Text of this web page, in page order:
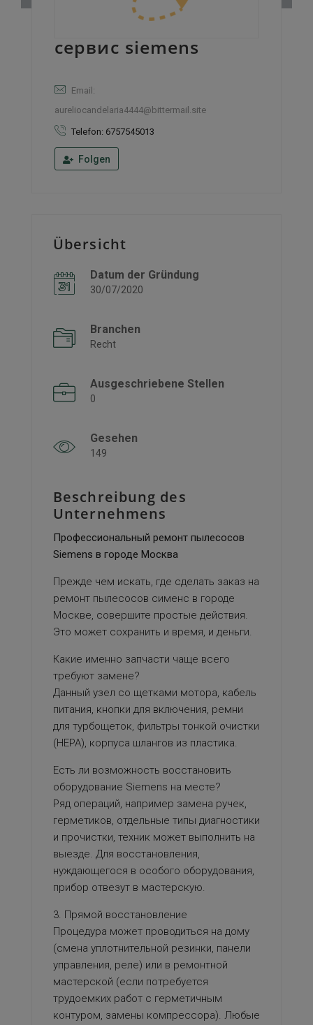
сервис siemens
Email:
aureliocandelaria4444@bittermail.site
Telefon: 6757545013
Folgen
Übersicht
Datum der Gründung
30/07/2020
Branchen
Recht
Ausgeschriebene Stellen
0
Gesehen
149
Beschreibung des
Unternehmens
Профессиональный ремонт пылесосов
Siemens в городе Москва
Прежде чем искать, где сделать заказ на
ремонт пылесосов сименс в городе
Москве, совершите простые действия.
Это может сохранить и время, и деньги.
Какие именно запчасти чаще всего
требуют замене?
Данный узел со щетками мотора, кабель
питания, кнопки для включения, ремни
для турбощеток, фильтры тонкой очистки
(HEPA), корпуса шлангов из пластика.
Есть ли возможность восстановить
оборудование Siemens на месте?
Ряд операций, например замена ручек,
герметиков, отдельные типы диагностики
и прочистки, техник может выполнить на
выезде. Для восстановления,
нуждающегося в особого оборудования,
прибор отвезут в мастерскую.
3. Прямой восстановление
Процедура может проводиться на дому
(смена уплотнительной резинки, панели
управления, реле) или в ремонтной
мастерской (если потребуется
трудоемких работ с герметичным
контуром, замены компрессора). Любые